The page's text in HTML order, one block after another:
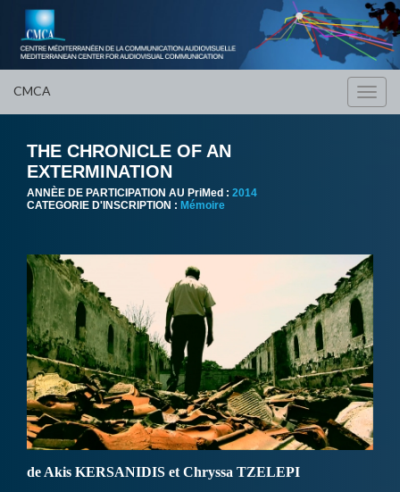
CMCA
THE CHRONICLE OF AN
EXTERMINATION
ANNÈE DE PARTICIPATION AU PriMed : 2014
CATEGORIE D'INSCRIPTION : Mémoire
de Akis KERSANIDIS et Chryssa TZELEPI